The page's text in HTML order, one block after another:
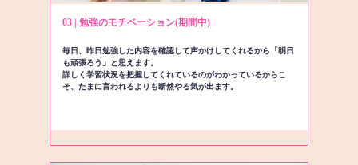
03 | 勉強のモチベーション(期間中)
毎日、昨日勉強した内容を確認して声かけしてくれるから「明日
も頑張ろう」と思えます。
詳しく学習状況を把握してくれているのがわかっているからこ
そ、たまに言われるよりも断然やる気が出ます。